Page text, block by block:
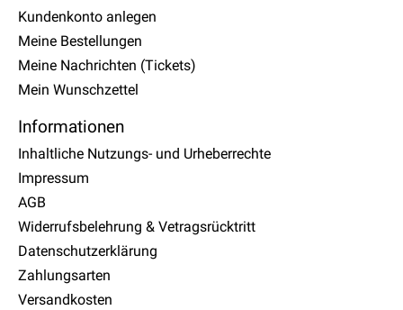
Kundenkonto anlegen
Meine Bestellungen
Meine Nachrichten (Tickets)
Mein Wunschzettel
Informationen
Inhaltliche Nutzungs- und Urheberrechte
Impressum
AGB
Widerrufsbelehrung & Vetragsrücktritt
Datenschutzerklärung
Zahlungsarten
Versandkosten